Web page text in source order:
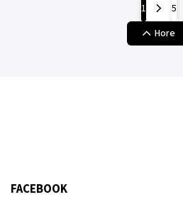
1
5
Hore
FACEBOOK